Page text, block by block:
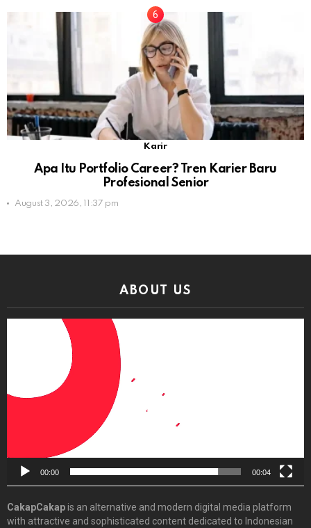
Karir
Apa Itu Portfolio Career? Tren Karier Baru
Profesional Senior
August 3, 2026, 11:37 pm
ABOUT US
00:00 00:04
CakapCakapis an alternative and modern digital media platform
with attractive and sophisticated content dedicated to Indonesian